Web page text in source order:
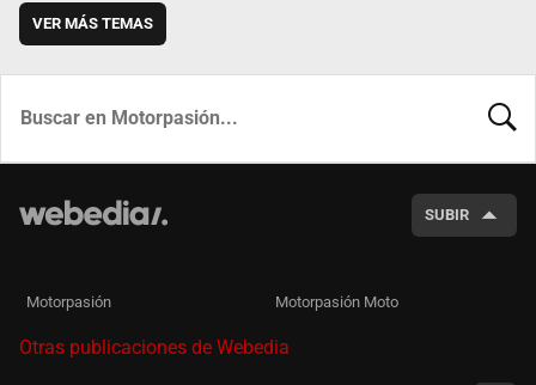
VER MÁS TEMAS
SUBIR
Motorpasión Motorpasión Moto
Otras publicaciones de Webedia